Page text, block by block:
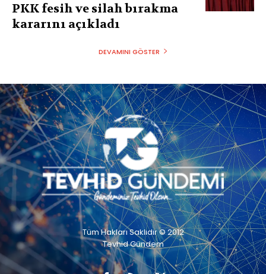
PKK fesih ve silah bırakma
kararını açıkladı
DEVAMINI GÖSTER
Tüm Hakları Saklıdır © 2012
Tevhid Gündem